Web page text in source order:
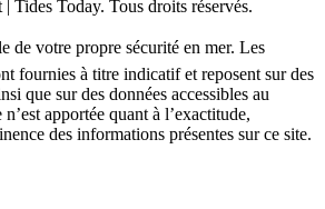
Tides Today. Tous droits réservés.
de votre propre sécurité en mer. Les
fournies à titre indicatif et reposent sur des
que sur des données accessibles au
apportée quant à l’exactitude,
des informations présentes sur ce site.